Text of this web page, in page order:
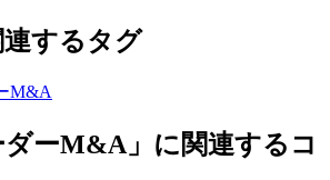
するタグ
M&A
ダーM&A」に関連するコ